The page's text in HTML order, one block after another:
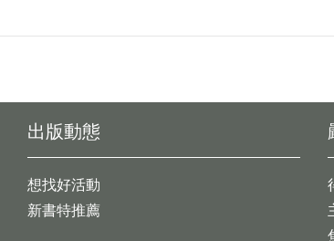
出版動態
想找好活動
新書特推薦